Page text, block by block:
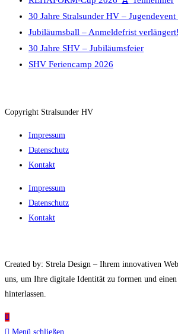
30 Jahre Stralsunder HV – Jugendevent
Jubiläumsball – Anmeldefrist
30 Jahre SHV – Jubiläumsfeier
SHV Feriencamp 2026
Copyright Stralsunder HV
Impressum
Datenschutz
Kontakt
Impressum
Datenschutz
Kontakt
Created by: Strela Design – Ihrem innovativen
uns, um Ihre digitale Identität zu formen und
hinterlassen.
Menü schließen